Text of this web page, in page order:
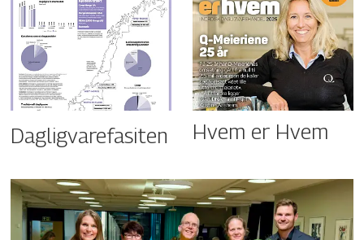
Dagligvarefasiten Hvem er Hvem